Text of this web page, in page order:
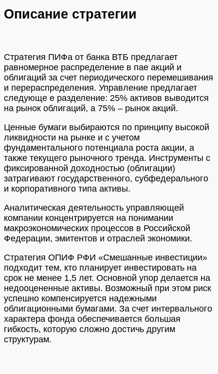
Описание стратегии
Стратегия ПИФа от банка ВТБ предлагает
равномерное распределение в пае акций и
облигаций за счет периодического перемешивания
и перераспределения. Управление предлагает
следующе е разделение: 25% активов выводится
на рынок облигаций, а 75% – рынок акций.
Ценные бумаги выбираются по принципу высокой
ликвидности на рынке и с учетом
фундаментального потенциала роста акции, а
также текущего рыночного тренда. Инструменты с
фиксированной доходностью (облигации)
затрагивают государственного, субфедерального
и корпоративного типа активы.
Аналитическая деятельность управляющей
компании концентрируется на понимании
макроэкономических процессов в Российской
Федерации, эмитентов и отраслей экономики.
Стратегия ОПИФ РФИ «Смешанные инвестиции»
подходит тем, кто планирует инвестировать на
срок не менее 1,5 лет. Основной упор делается на
недооцененные активы. Возможный при этом риск
успешно компенсируется надежными
облигационными бумагами. За счет интервального
характера фонда обеспечивается большая
гибкость, которую сложно достичь другим
структурам.